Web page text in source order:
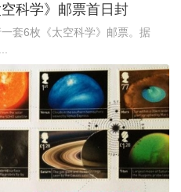
科学》邮票首日封
套6枚《太空科学》邮票。据